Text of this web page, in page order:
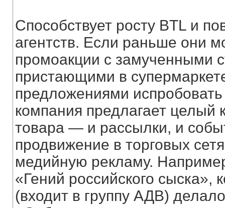
Способствует росту BTL и
агентств. Если раньше они
промоакции с замученными
пристающими в
предложениями
компания предлагает целый
товара — и рассылки, и
продвижение в торговых
медийную рекламу.
«Гений российского сыска»,
(входит в группу АДВ)